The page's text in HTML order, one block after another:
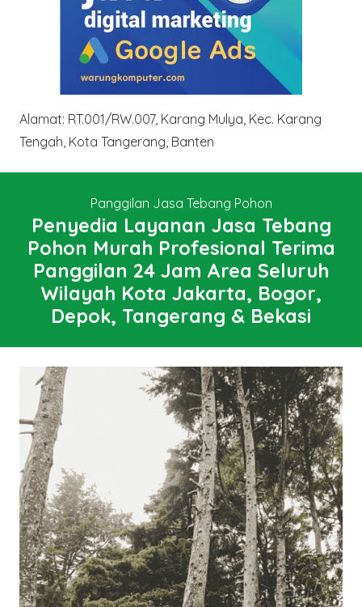
Alamat: RT.001/RW.007, Karang Mulya, Kec. Karang
Tengah, Kota Tangerang, Banten
Panggilan Jasa Tebang Pohon
Penyedia Layanan Jasa Tebang
Pohon Murah Profesional Terima
Panggilan 24 Jam Area Seluruh
Wilayah Kota Jakarta, Bogor,
Depok, Tangerang & Bekasi